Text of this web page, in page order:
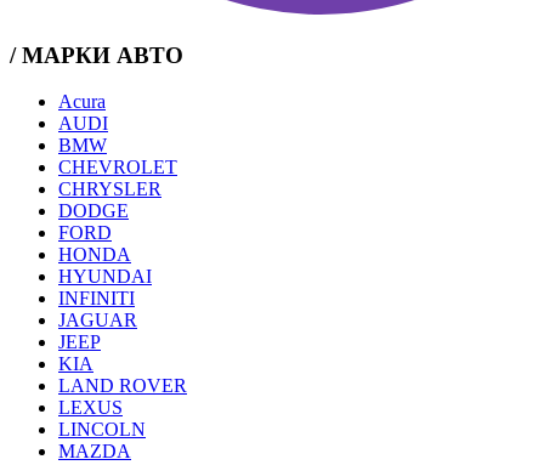
/ МАРКИ АВТО
Acura
AUDI
BMW
CHEVROLET
CHRYSLER
DODGE
FORD
HONDA
HYUNDAI
INFINITI
JAGUAR
JEEP
KIA
LAND ROVER
LEXUS
LINCOLN
MAZDA